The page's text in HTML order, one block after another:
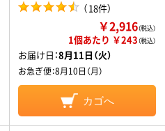
（18件）
￥2,916（税込）
1個あたり ￥243（税込）
お届け日：8月11日（火）
お急ぎ便：8月10日（月）
カゴへ